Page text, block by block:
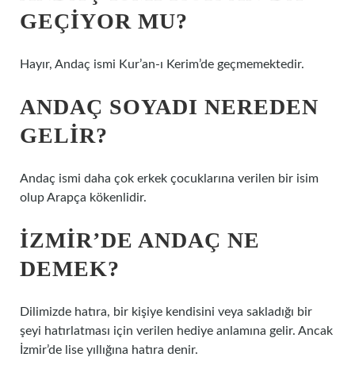
GEÇIYOR MU?
Hayır, Andaç ismi Kur’an-ı Kerim’de geçmemektedir.
ANDAÇ SOYADI NEREDEN
GELIR?
Andaç ismi daha çok erkek çocuklarına verilen bir isim
olup Arapça kökenlidir.
İZMIR’DE ANDAÇ NE
DEMEK?
Dilimizde hatıra, bir kişiye kendisini veya sakladığı bir
şeyi hatırlatması için verilen hediye anlamına gelir. Ancak
İzmir’de lise yıllığına hatıra denir.